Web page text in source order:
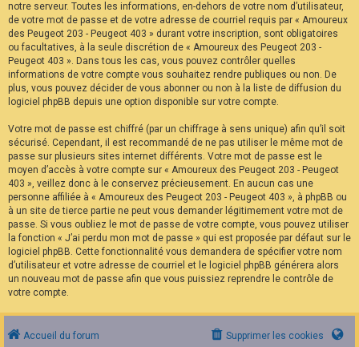
notre serveur. Toutes les informations, en-dehors de votre nom d’utilisateur,
de votre mot de passe et de votre adresse de courriel requis par « Amoureux
des Peugeot 203 - Peugeot 403 » durant votre inscription, sont obligatoires
ou facultatives, à la seule discrétion de « Amoureux des Peugeot 203 -
Peugeot 403 ». Dans tous les cas, vous pouvez contrôler quelles
informations de votre compte vous souhaitez rendre publiques ou non. De
plus, vous pouvez décider de vous abonner ou non à la liste de diffusion du
logiciel phpBB depuis une option disponible sur votre compte.
Votre mot de passe est chiffré (par un chiffrage à sens unique) afin qu’il soit
sécurisé. Cependant, il est recommandé de ne pas utiliser le même mot de
passe sur plusieurs sites internet différents. Votre mot de passe est le
moyen d’accès à votre compte sur « Amoureux des Peugeot 203 - Peugeot
403 », veillez donc à le conservez précieusement. En aucun cas une
personne affiliée à « Amoureux des Peugeot 203 - Peugeot 403 », à phpBB ou
à un site de tierce partie ne peut vous demander légitimement votre mot de
passe. Si vous oubliez le mot de passe de votre compte, vous pouvez utiliser
la fonction « J’ai perdu mon mot de passe » qui est proposée par défaut sur le
logiciel phpBB. Cette fonctionnalité vous demandera de spécifier votre nom
d’utilisateur et votre adresse de courriel et le logiciel phpBB générera alors
un nouveau mot de passe afin que vous puissiez reprendre le contrôle de
votre compte.
Accueil du forum Supprimer les cookies